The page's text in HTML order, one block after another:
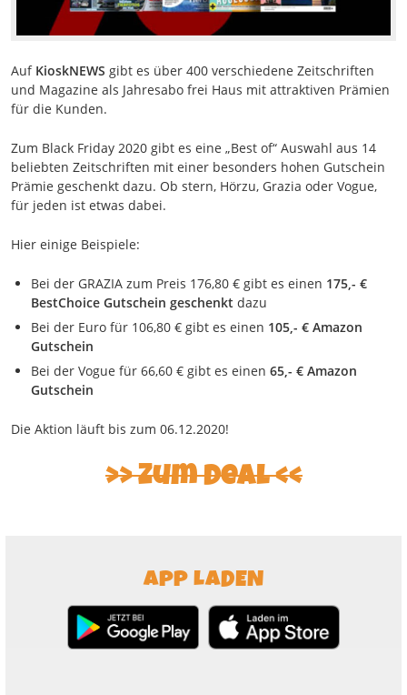
Auf KioskNEWS gibt es über 400 verschiedene Zeitschriften
und Magazine als Jahresabo frei Haus mit attraktiven Prämien
für die Kunden.
Zum Black Friday 2020 gibt es eine „Best of“ Auswahl aus 14
beliebten Zeitschriften mit einer besonders hohen Gutschein
Prämie geschenkt dazu. Ob stern, Hörzu, Grazia oder Vogue,
für jeden ist etwas dabei.
Hier einige Beispiele:
Bei der GRAZIA zum Preis 176,80 € gibt es einen 175,- €
BestChoice Gutschein geschenkt dazu
Bei der Euro für 106,80 € gibt es einen 105,- € Amazon
Gutschein
Bei der Vogue für 66,60 € gibt es einen 65,- € Amazon
Gutschein
Die Aktion läuft bis zum 06.12.2020!
Zum Deal
APP LADEN